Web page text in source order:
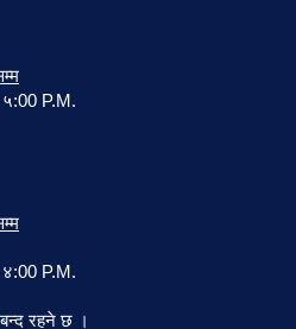
P.M.
P.M.
बन्द रहने छ ।